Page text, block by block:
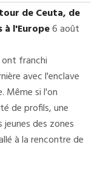
de Ceuta, de
à l'Europe6 août
franchi
avec l'enclave
Même si l'on
de profils, une
des zones
à la rencontre de